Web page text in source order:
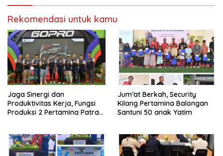
Rekomendasi untuk kamu
Jaga Sinergi dan
Produktivitas Kerja, Fungsi
Produksi 2 Pertamina Patra
Jum’at Berkah, Security
Kilang Pertamina Balongan
Santuni 50 anak Yatim